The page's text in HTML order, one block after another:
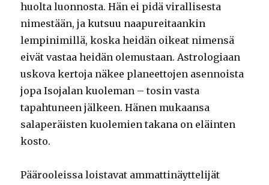
huolta luonnosta. Hän ei pidä virallisesta
nimestään, ja kutsuu naapureitaankin
lempinimillä, koska heidän oikeat nimensä
eivät vastaa heidän olemustaan. Astrologiaan
uskova kertoja näkee planeettojen asennoista
jopa Isojalan kuoleman – tosin vasta
tapahtuneen jälkeen. Hänen mukaansa
salaperäisten kuolemien takana on eläinten
kosto.
Päärooleissa loistavat ammattinäyttelijät